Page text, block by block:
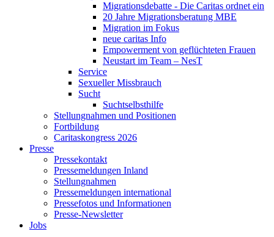
Migrationsdebatte - Die Caritas ordnet ein
20 Jahre Migrationsberatung MBE
Migration im Fokus
neue caritas Info
Empowerment von geflüchteten Frauen
Neustart im Team – NesT
Service
Sexueller Missbrauch
Sucht
Suchtselbsthilfe
Stellungnahmen und Positionen
Fortbildung
Caritaskongress 2026
Presse
Pressekontakt
Pressemeldungen Inland
Stellungnahmen
Pressemeldungen international
Pressefotos und Informationen
Presse-Newsletter
Jobs